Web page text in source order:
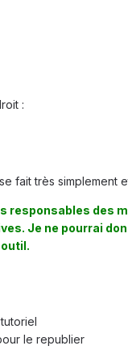
:
fait très simplement
responsables des
Je ne pourrai
le republier